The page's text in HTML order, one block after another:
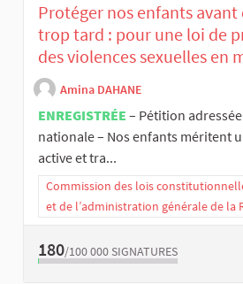
Protéger nos enfants avant
trop tard : pour une loi de
des violences sexuelles en
Amina DAHANE
ENREGISTRÉE – Pétition adressée
nationale – Nos enfants méritent
active et tra...
Commission des lois
et de l’administration générale de la
180/100 000 SIGNATURES